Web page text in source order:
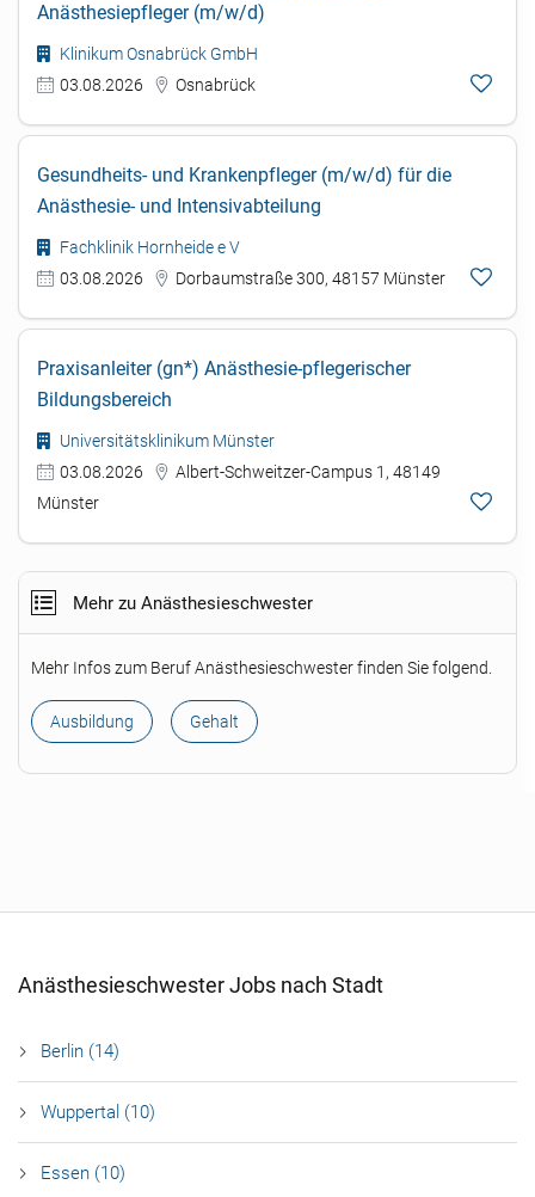
Anästhesiepfleger (m/w/d)
Klinikum Osnabrück GmbH
03.08.2026
Osnabrück
Gesundheits- und Krankenpfleger (m/w/d) für die
Anästhesie- und Intensivabteilung
Fachklinik Hornheide e V
03.08.2026
Dorbaumstraße 300, 48157 Münster
Praxisanleiter (gn*) Anästhesie-pflegerischer
Bildungsbereich
Universitätsklinikum Münster
03.08.2026
Albert-Schweitzer-Campus 1, 48149
Münster
Mehr zu Anästhesieschwester
Mehr Infos zum Beruf Anästhesieschwester finden Sie folgend.
Ausbildung Gehalt
Anästhesieschwester Jobs nach Stadt
Berlin (14)
Wuppertal (10)
Essen (10)